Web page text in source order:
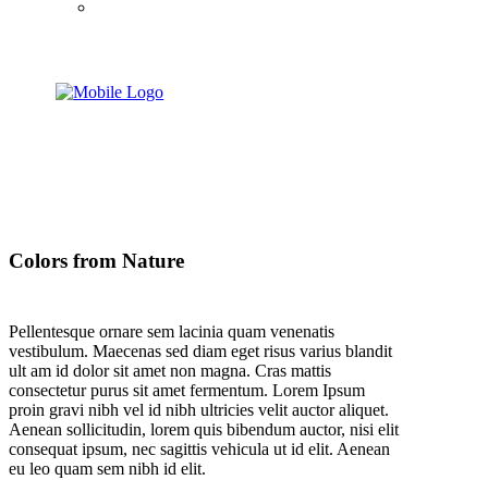
Colors from Nature
Pellentesque ornare sem lacinia quam venenatis
vestibulum. Maecenas sed diam eget risus varius blandit
ult am id dolor sit amet non magna. Cras mattis
consectetur purus sit amet fermentum. Lorem Ipsum
proin gravi nibh vel id nibh ultricies velit auctor aliquet.
Aenean sollicitudin, lorem quis bibendum auctor, nisi elit
consequat ipsum, nec sagittis vehicula ut id elit. Aenean
eu leo quam sem nibh id elit.